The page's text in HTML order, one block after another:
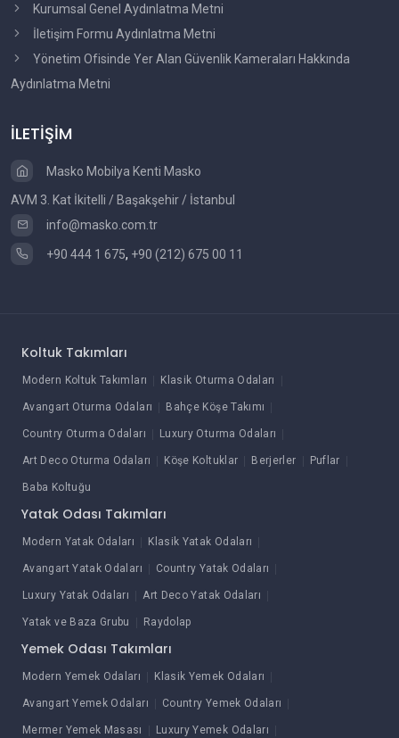
Kurumsal Genel Aydınlatma Metni
İletişim Formu Aydınlatma Metni
Yönetim Ofisinde Yer Alan Güvenlik Kameraları Hakkında
Aydınlatma Metni
İLETİŞİM
Masko Mobilya Kenti Masko
AVM 3. Kat İkitelli / Başakşehir / İstanbul
info@masko.com.tr
+90 444 1 675, +90 (212) 675 00 11
Koltuk Takımları
Modern Koltuk Takımları Klasik Oturma Odaları
Avangart Oturma Odaları Bahçe Köşe Takımı
Country Oturma Odaları Luxury Oturma Odaları
Art Deco Oturma Odaları Köşe Koltuklar Berjerler Puflar
Baba Koltuğu
Yatak Odası Takımları
Modern Yatak Odaları Klasik Yatak Odaları
Avangart Yatak Odaları Country Yatak Odaları
Luxury Yatak Odaları Art Deco Yatak Odaları
Yatak ve Baza Grubu Raydolap
Yemek Odası Takımları
Modern Yemek Odaları Klasik Yemek Odaları
Avangart Yemek Odaları Country Yemek Odaları
Mermer Yemek Masası Luxury Yemek Odaları